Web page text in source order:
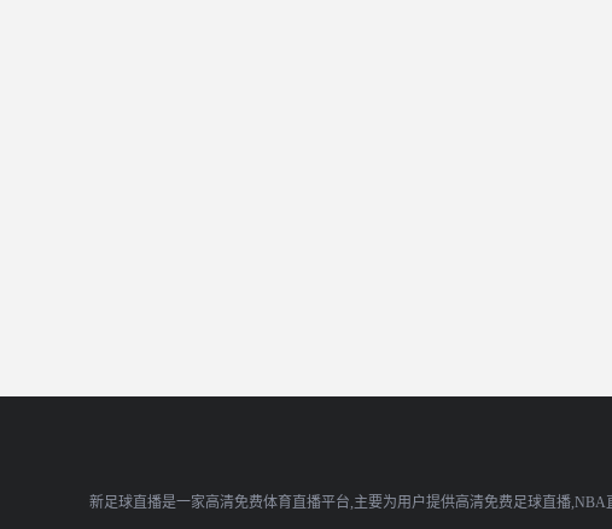
新足球直播是一家高清免费体育直播平台,主要为用户提供高清免费足球直播